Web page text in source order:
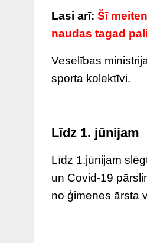
Lasi arī: Šī
naudas tagad
Veselības
sporta kolektīvi.
Līdz 1. jūnijam
Līdz 1.jūnijam
un Covid-19
no ģimenes ārsta